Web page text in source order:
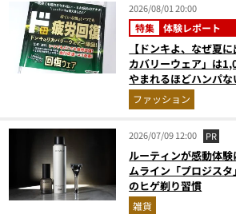
2026/08/01 20:00
特集 体験レポート
【ドンキよ、なぜ夏
カバリーウェア」は
やまれるほどハンパ
ビュー
ファッション
2026/07/09 12:00 PR
ルーティンが感動体
ムライン「プロジス
のヒゲ剃り習慣
雑貨